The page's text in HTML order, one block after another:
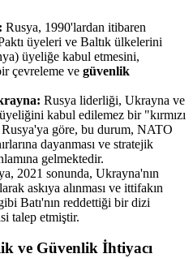
Rusya, 1990'lardan itibaren
üyeleri ve Baltık ülkelerini
üyeliğe kabul etmesini,
çevreleme ve güvenlik
Rusya liderliği, Ukrayna ve
kabul edilemez bir "kırmızı
göre, bu durum, NATO
dayanması ve stratejik
gelmektedir.
2021 sonunda, Ukrayna'nın
askıya alınması ve ittifakın
Batı'nın reddettiği bir dizi
talep etmiştir.
ve Güvenlik İhtiyacı